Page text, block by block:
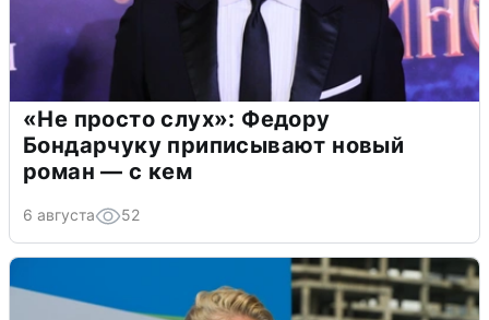
«Не просто слух»: Федору
Бондарчуку приписывают новый
роман — с кем
6 августа 52